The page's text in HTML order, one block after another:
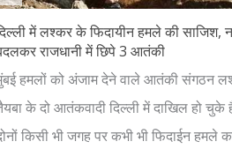
में लश्कर के फिदायीन हमले की साजिश,
राजधानी में छिपे 3 आतंकी
हमलों को अंजाम देने वाले आतंकी संगठन
के दो आतंकवादी दिल्ली में दाखिल हो
किसी भी जगह पर कभी भी फिदाईन हमले